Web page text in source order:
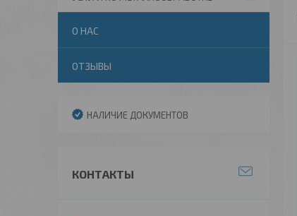
О НАС
ОТЗЫВЫ
НАЛИЧИЕ ДОКУМЕНТОВ
КОНТАКТЫ